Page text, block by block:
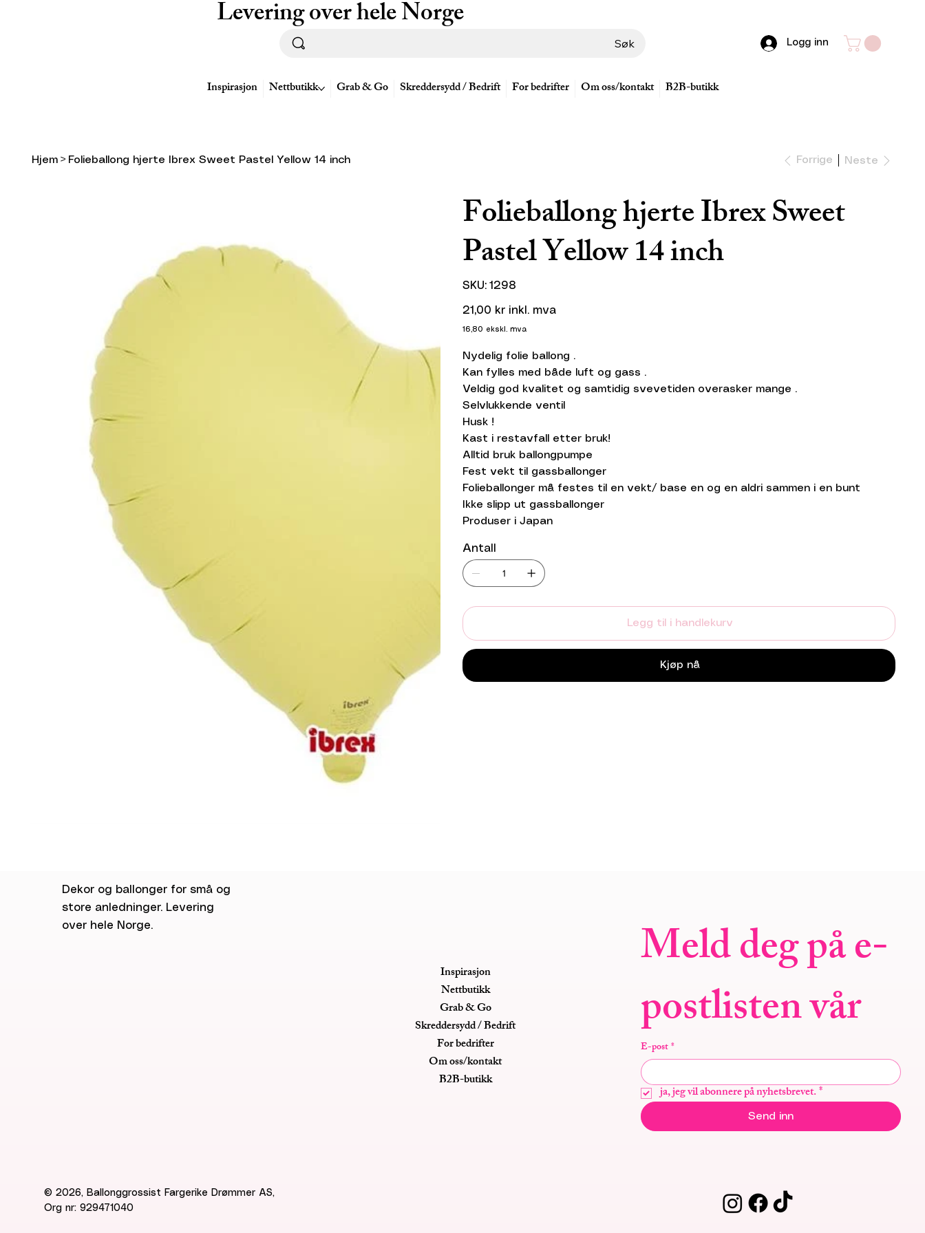
Levering over hele Norge
Søk
Inspirasjon Nettbutikk Grab & Go Skreddersydd / Bedrift For bedrifter Om oss/kontakt B2B-butikk
Logg inn
Hjem > Folieballong hjerte Ibrex Sweet Pastel Yellow 14 inch Forrige Neste
Folieballong hjerte Ibrex Sweet
Pastel Yellow 14 inch
SKU: SKU
1298
1298
Pris
21,00 kr inkl. mva
16,80 ekskl. mva
Nydelig folie ballong .
Kan fylles med både luft og gass .
Veldig god kvalitet og samtidig svevetiden overasker mange .
Selvlukkende ventil
Husk !
Kast i restavfall etter bruk!
Alltid bruk ballongpumpe
Fest vekt til gassballonger
Folieballonger må festes til en vekt/ base en og en aldri sammen i en bunt
Ikke slipp ut gassballonger
Produser i Japan
Antall
Legg til i handlekurv
Kjøp nå
Meld deg på e-
postlisten vår
E-post*
ja, jeg vil abonnere på nyhetsbrevet.*
Send inn
Dekor og ballonger for små og
store anledninger. Levering
over hele Norge.
© 2026, Ballonggrossist Fargerike Drømmer AS,
Org nr: 929471040
Inspirasjon
Nettbutikk
Grab & Go
Skreddersydd / Bedrift
For bedrifter
Om oss/kontakt
B2B-butikk